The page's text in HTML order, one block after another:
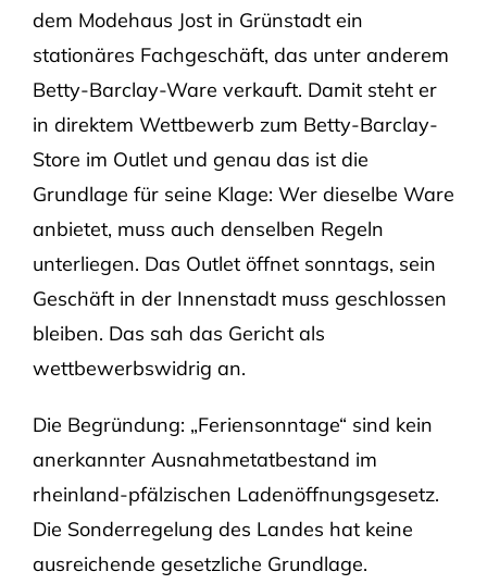
dem Modehaus Jost in Grünstadt ein
stationäres Fachgeschäft, das unter anderem
Betty-Barclay-Ware verkauft. Damit steht er
in direktem Wettbewerb zum Betty-Barclay-
Store im Outlet und genau das ist die
Grundlage für seine Klage: Wer dieselbe Ware
anbietet, muss auch denselben Regeln
unterliegen. Das Outlet öffnet sonntags, sein
Geschäft in der Innenstadt muss geschlossen
bleiben. Das sah das Gericht als
wettbewerbswidrig an.
Die Begründung: „Feriensonntage“ sind kein
anerkannter Ausnahmetatbestand im
rheinland-pfälzischen Ladenöffnungsgesetz.
Die Sonderregelung des Landes hat keine
ausreichende gesetzliche Grundlage.